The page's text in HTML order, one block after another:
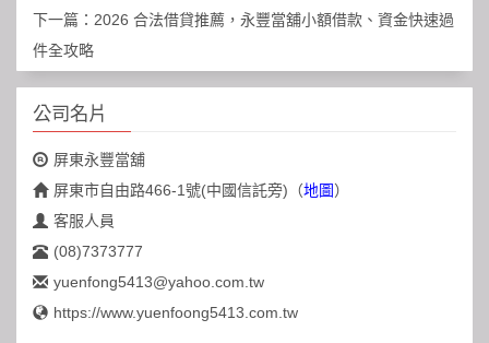
下一篇： 2026 合法借貸推薦，永豐當舖小額借款、資金快速過
件全攻略
公司名片
屏東永豐當舖
屏東市自由路466-1號(中國信託旁) （地圖）
客服人員
(08)7373777
yuenfong5413@yahoo.com.tw
https://www.yuenfoong5413.com.tw